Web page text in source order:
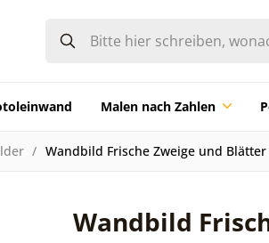
Malen nach Zahlen
Wandbild Frische Zweige und Blätter
Wandbild